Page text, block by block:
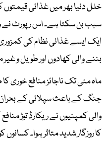
خلل دنیا بھر میں غذائی
سبب بن سکتا ہے۔ اس رپورٹ نے
ایک ایسے غذائی نظام کی
بننے والی کھادوں اور طویل و
ماہ مئی تک ناجائز منافع خوری کا
جنگ کے باعث سپلائی کے بحران
والی کمپنیوں نے ریکارڈ توڑ
کا روزگار شدید متاثر ہوا۔